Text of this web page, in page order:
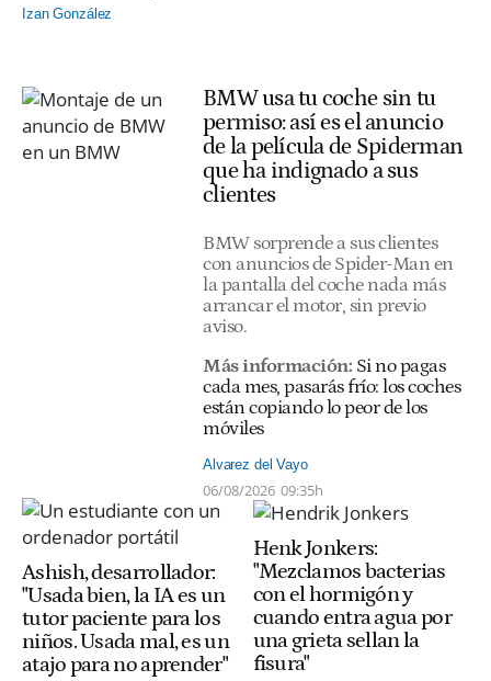
Izan González
BMW usa tu coche sin tu
permiso: así es el anuncio
de la película de Spiderman
que ha indignado a sus
clientes
BMW sorprende a sus clientes
con anuncios de Spider-Man en
la pantalla del coche nada más
arrancar el motor, sin previo
aviso.
Más información: Si no pagas
cada mes, pasarás frío: los coches
están copiando lo peor de los
móviles
Alvarez del Vayo
06/08/2026 09:35h
Ashish, desarrollador:
"Usada bien, la IA es un
tutor paciente para los
niños. Usada mal, es un
atajo para no aprender"
Henk Jonkers:
"Mezclamos bacterias
con el hormigón y
cuando entra agua por
una grieta sellan la
fisura"